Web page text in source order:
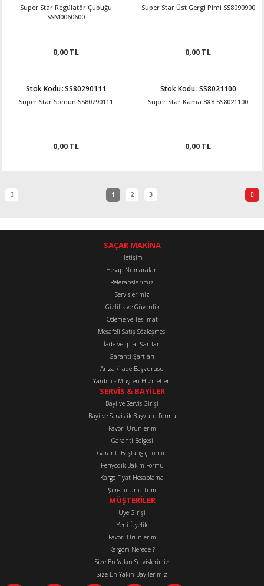
Super Star Regülatör Çubuğu
SSM0060600
0,00 TL
Super Star Üst Gergi Pimi SS8090900
0,00 TL
Stok Kodu:SS80290111
Super Star Somun SS80290111
0,00 TL
Stok Kodu:SS8021100
Super Star Kama 8X8 SS8021100
0,00 TL
1 2 3
SAÇAR MAKİNA
İletişim
Hesap Numaraları
Referanslarımız
Servislerimiz
Gizlilik ve Güvenlik
Ödeme ve Teslimat
Mesafeli Satış Sözleşmesi
İade ve iptal Şartları
Garanti Şartları
Arıza / İade Başvurusu
Yardım - Müşteri Hizmetleri
SERVİS & BAYİLER
Bayi ve Servis Girişi
Bayi ve Servislik Başvuru Formu
Favori Ürünlerim
Garanti Belgesi
Garanti Başlangıç Formu
Periyodik Bakım Formu
Kargo Fiyat Hesaplama
Şifremi Unuttum
MÜŞTERİLER
Üye Girişi
Yeni Üyelik
Favori Ürünlerim
Kargom Nerede ?
Size En Yakın Servislerimiz
Size En Yakın Bayilerimiz